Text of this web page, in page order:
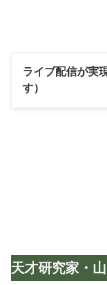
ライブ配信が実
す）
なんなん？２
天才研究家・